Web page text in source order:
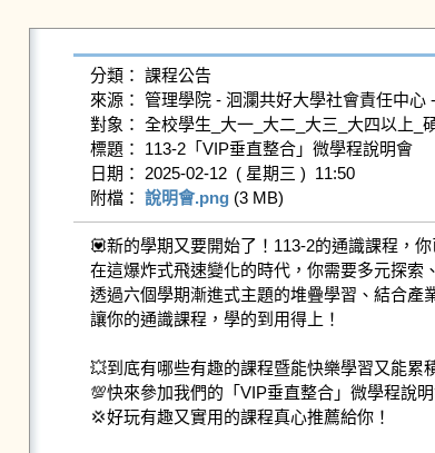
分類： 課程公告
來源： 管理學院 - 洄瀾共好大學社會責任中心
對象： 全校學生_大一_大二_大三_大四以上_
標題： 113-2「VIP垂直整合」微學程說明會
日期： 2025-02-12  ( 星期三 )  11:50
附檔： 說明會.png (3 MB)
💟新的學期又要開始了！113-2的通識課程，
在這爆炸式飛速變化的時代，你需要多元探索
透過六個學期漸進式主題的堆疊學習、結合產
讓你的通識課程，學的到用得上！
💥到底有哪些有趣的課程暨能快樂學習又能累
💯快來參加我們的「VIP垂直整合」微學程說明
💢好玩有趣又實用的課程真心推薦給你！